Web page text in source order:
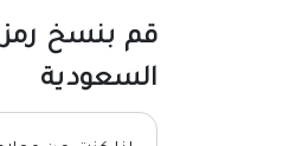
السعودية